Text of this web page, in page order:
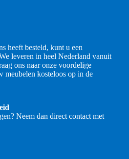
heeft besteld, kunt u een
leveren in heel Nederland vanuit
ons naar onze voordelige
meubelen kosteloos op in de
Neem dan direct contact met